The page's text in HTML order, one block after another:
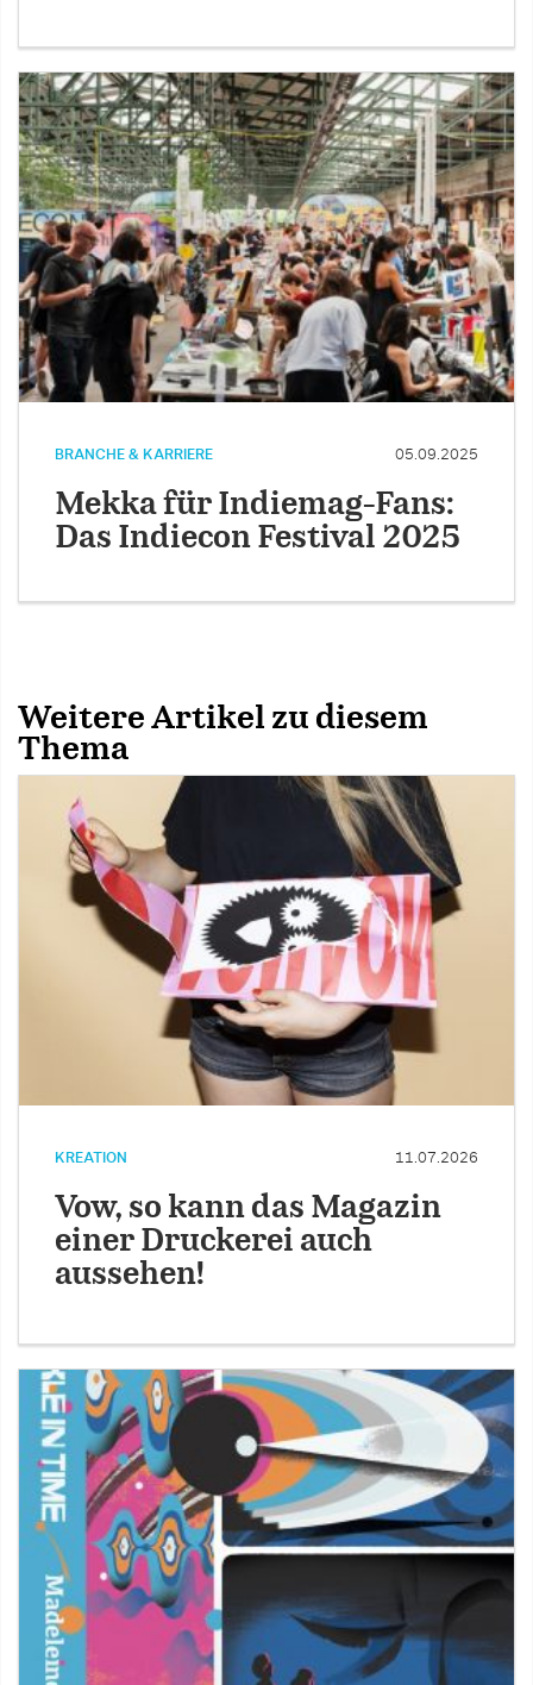
BRANCHE & KARRIERE 05.09.2025
Mekka für Indiemag-Fans:
Das Indiecon Festival 2025
Weitere Artikel zu diesem
Thema
KREATION 11.07.2026
Vow, so kann das Magazin
einer Druckerei auch
aussehen!